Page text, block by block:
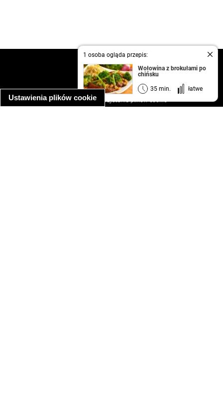
Ustawienia plików cookie
1 osoba ogląda przepis:
Wołowina z brokułami po
chińsku
35 min. łatwe
kontakt
regulamin
informacja o prywatności
informacja o wykorzystaniu plików cookie